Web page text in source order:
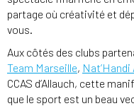
partage où créativité et
vous.
Aux côtés des clubs
Team Marseille,
CCAS d’Allauch, cette
que le sport est un beau